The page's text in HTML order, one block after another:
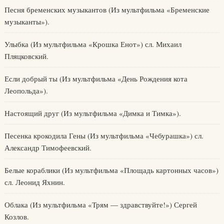
Песня бременских музыкантов (Из мультфильма «Бременские
музыканты»).
Улыбка (Из мультфильма «Крошка Енот») сл. Михаил
Пляцковский.
Если добрый ты (Из мультфильма «День Рождения кота
Леопольда»).
Настоящий друг (Из мультфильма «Димка и Тимка»).
Песенка крокодила Гены (Из мультфильма «Чебурашка») сл.
Александр Тимофеевский.
Белые кораблики (Из мультфильма «Площадь картонных часов»)
сл. Леонид Яхнин.
Облака (Из мультфильма «Трям — здравствуйте!») Сергей
Козлов.